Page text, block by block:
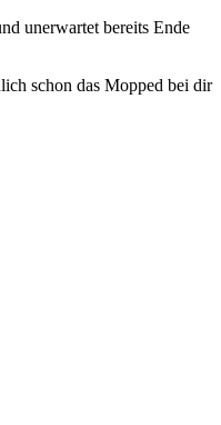
unerwartet bereits Ende
schon das Mopped bei dir